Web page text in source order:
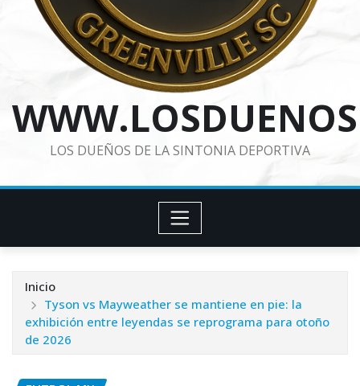
LOS DUEÑOS DE LA SINTONIA DEPORTIVA
Inicio
Tyson vs Mayweather se mantiene en pie: la
exhibición entre leyendas se reprograma para otoño
de 2026